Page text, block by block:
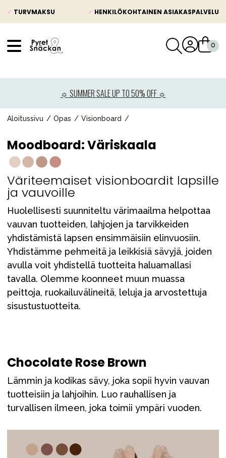
✓ TURVMAKSU ✓ HENKILÖKOHTAINEN ASIAKASPALVELU
☼ SUMMER SALE UP TO 50% OFF ☼
Aloitussivu Opas Visionboard
Moodboard: Väriskaala
Väriteemaiset visionboardit lapsille
ja vauvoille
Huolellisesti suunniteltu värimaailma helpottaa
vauvan tuotteiden, lahjojen ja tarvikkeiden
yhdistämistä lapsen ensimmäisiin elinvuosiin.
Yhdistämme pehmeitä ja leikkisiä sävyjä, joiden
avulla voit yhdistellä tuotteita haluamallasi
tavalla. Olemme koonneet muun muassa
peittoja, ruokailuvälineitä, leluja ja arvostettuja
sisustustuotteita.
Chocolate Rose Brown
Lämmin ja kodikas sävy, joka sopii hyvin vauvan
tuotteisiin ja lahjoihin. Luo rauhallisen ja
turvallisen ilmeen, joka toimii ympäri vuoden.
Lastenvaunut
Lasten turvaistuimet
Vauvan paketti
Lelut ja pelit
Huonekalut & vuodevaatteet
Tarvikkeet
Varaosat
Kampanjat
Lahjavinkkejä
Aurinko ja uinti Outlet
Opas
Ota meihin yhteyttä osoitteessa